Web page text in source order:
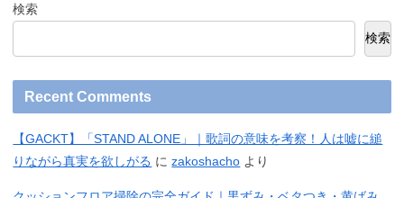
検索
検索
Recent Comments
【GACKT】「STAND ALONE」｜歌詞の意味を考察！人は嘘に縋
りながら真実を欲しがる にzakoshacho より